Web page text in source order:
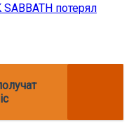
потерял